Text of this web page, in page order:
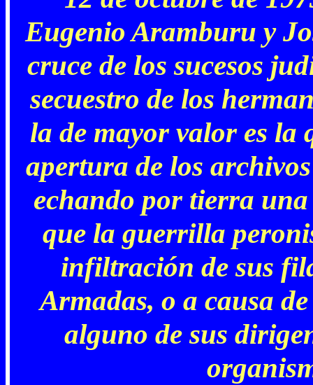
Eugenio Aramburu y
cruce de los sucesos
secuestro de los
la de mayor valor es la
apertura de los
echando por tierra
que la guerrilla
infiltración de sus
Armadas, o a causa
alguno de sus